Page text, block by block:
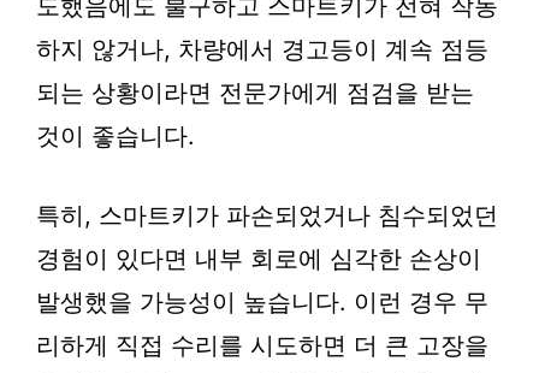
도했음에도 불구하고 스마트키가 전혀 작동
하지 않거나, 차량에서 경고등이 계속 점등
되는 상황이라면 전문가에게 점검을 받는
것이 좋습니다.
특히, 스마트키가 파손되었거나 침수되었던
경험이 있다면 내부 회로에 심각한 손상이
발생했을 가능성이 높습니다. 이런 경우 무
리하게 직접 수리를 시도하면 더 큰 고장을